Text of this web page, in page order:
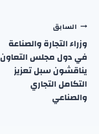
تصفّح
المقالات
السابق
وزراء التجارة والصناعة
في دول مجلس التعاون
يناقشون سبل تعزيز
التكامل التجاري
والصناعي